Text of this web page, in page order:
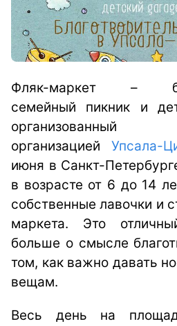
Фляк-маркет –
семейный пикник и
организованный
организациейУпсала-
июня в Санкт-
в возрасте от 6 до 14
собственные лавочки и
маркета. Это
больше о смысле
том, как важно давать
вещам.
Весь день на